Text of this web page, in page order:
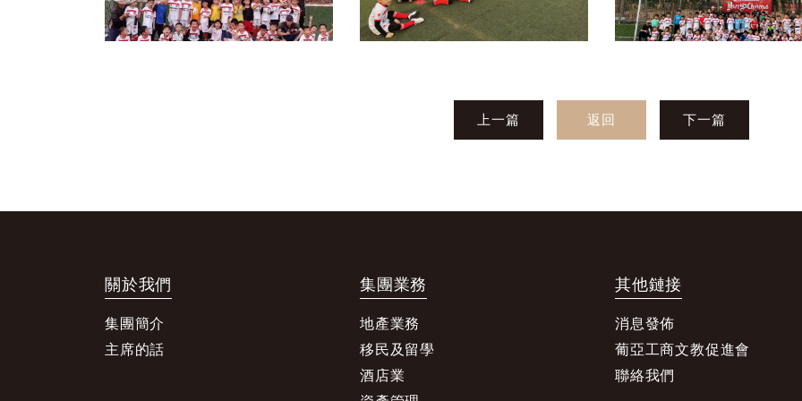
上一篇 返回 下一篇
關於我們
集團簡介
主席的話
集團業務
地產業務
移民及留學
酒店業
其他鏈接
消息發佈
葡亞工商文教促進會
聯絡我們